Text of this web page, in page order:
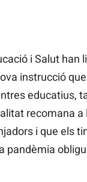
i Salut
instrucció
educatius,
recomana
i que els
pandèmia